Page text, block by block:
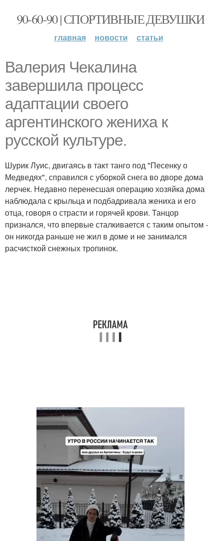
90-60-90 | СПОРТИВНЫЕ ДЕВУШКИ
главная новости статьи
Валерия Чекалина
завершила процесс
адаптации своего
аргентинского жениха к
русской культуре.
Шурик Луис, двигаясь в такт танго под "Песенку о
Медведях", справился с уборкой снега во дворе дома
лерчек. Недавно перенесшая операцию хозяйка дома
наблюдала с крыльца и подбадривала жениха и его
отца, говоря о страсти и горячей крови. Танцор
признался, что впервые сталкивается с таким опытом -
он никогда раньше не жил в доме и не занимался
расчисткой снежных тропинок.